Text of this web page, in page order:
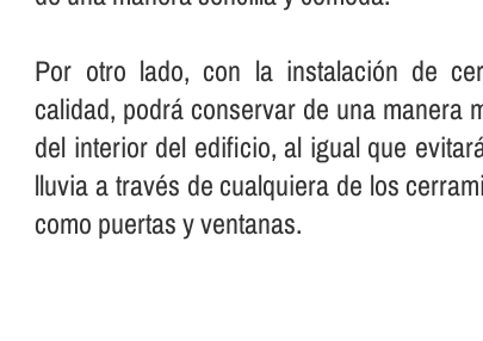
Por otro lado, con la instalación de
calidad, podrá conservar de una manera
del interior del edificio, al igual que
lluvia a través de cualquiera de los
como puertas y ventanas.